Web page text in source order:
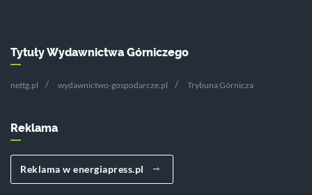
Tytuły Wydawnictwa Górniczego
nettg.pl wydawnictwo-gospodarcze.pl Trybuna Górnicza
Reklama
Reklama w energiapress.pl